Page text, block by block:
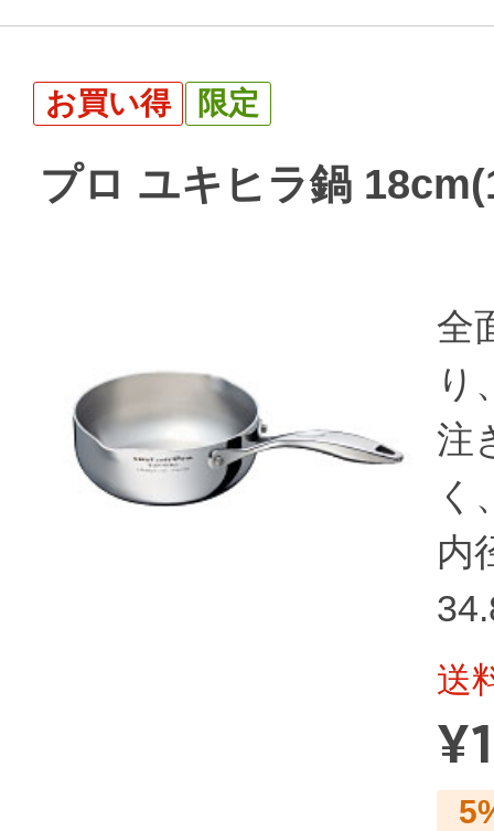
お買い得 限定
プロ ユキヒラ鍋
全
り
注
く
内
送
¥